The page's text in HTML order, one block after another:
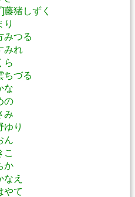
猪しずく
り
みつる
みれ
ら
ちづる
な
の
み
ゆり
ん
こ
か
なえ
やて